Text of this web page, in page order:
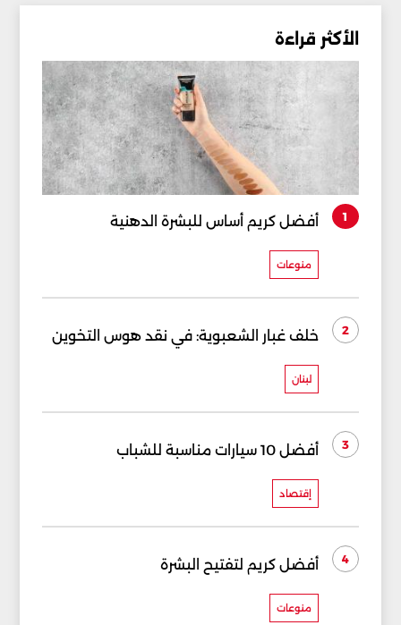
الأكثر قراءة
1 أفضل كريم أساس للبشرة الدهنية
منوعات
2 خلف غبار الشعبوية: في نقد هوس التخوين
لبنان
3 أفضل 10 سيارات مناسبة للشباب
إقتصاد
4 أفضل كريم لتفتيح البشرة
منوعات